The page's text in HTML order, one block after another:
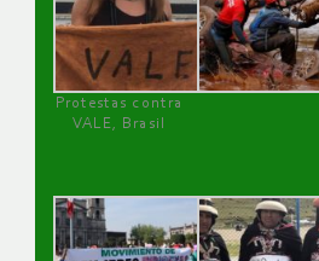
Protestas contra
VALE, Brasil